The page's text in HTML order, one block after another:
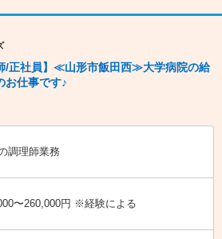
/正社員】≪山形市飯田西≫大学病院の給
お仕事です♪
調理師業務
〜260,000円 ※経験による